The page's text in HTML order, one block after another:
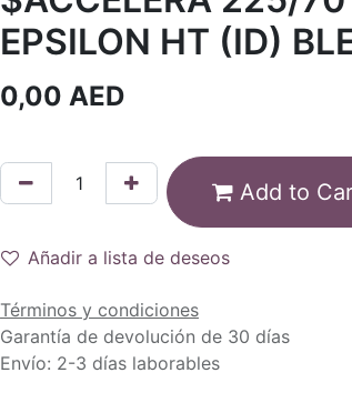
EPSILON HT (ID)
0,00 AED
Add to
Añadir a lista de deseos
Términos y condiciones
Garantía de devolución de 30 días
Envío: 2-3 días laborables